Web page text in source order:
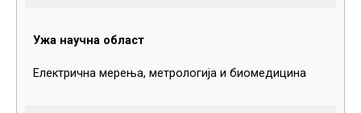
Ужа научна област
Електрична мерења, метрологија и биомедицина